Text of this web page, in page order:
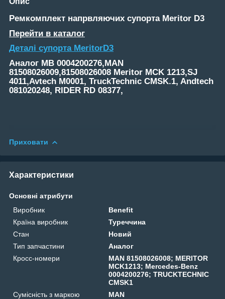
Ремкомплект напрвляючих супорта Meritor D3
Перейти в каталог
Деталі супорта MeritorD3
Аналог MB 0004200276,MAN
81508026009,81508026008 Meritor MCK 1213,SJ
4011,Avtech M0001, TruckTechnic CMSK.1, Andtech
081020248, RIDER RD 08377,
Приховати
Характеристики
Основні атрибути
Виробник
Benefit
Країна виробник
Туреччина
Стан
Новий
Тип запчастини
Аналог
Кросс-номери
MAN 81508026008; MERITOR
MCK1213; Mercedes-Benz
0004200276; TRUCKTECHNIC
CMSK1
Сумісність з маркою
MAN